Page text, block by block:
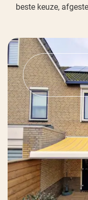
beste keuze,